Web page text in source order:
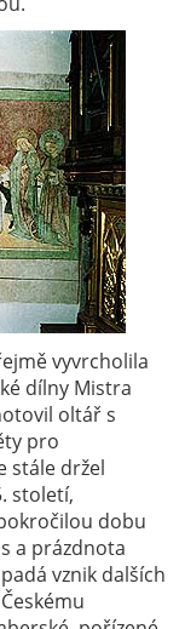
vyvrcholila
dílny Mistra
oltář s
pro
stále držel
století,
dobu
a prázdnota
vznik dalších